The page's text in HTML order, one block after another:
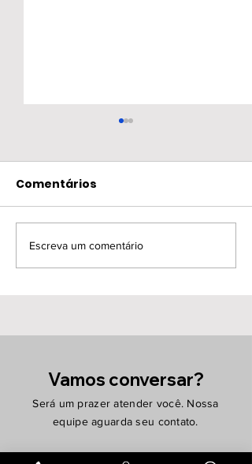
Fórum de
Sustentabilidade da
CMPC
Comentários
Escreva um comentário
Vamos conversar?
Será um prazer atender você. Nossa
equipe aguarda seu contato.